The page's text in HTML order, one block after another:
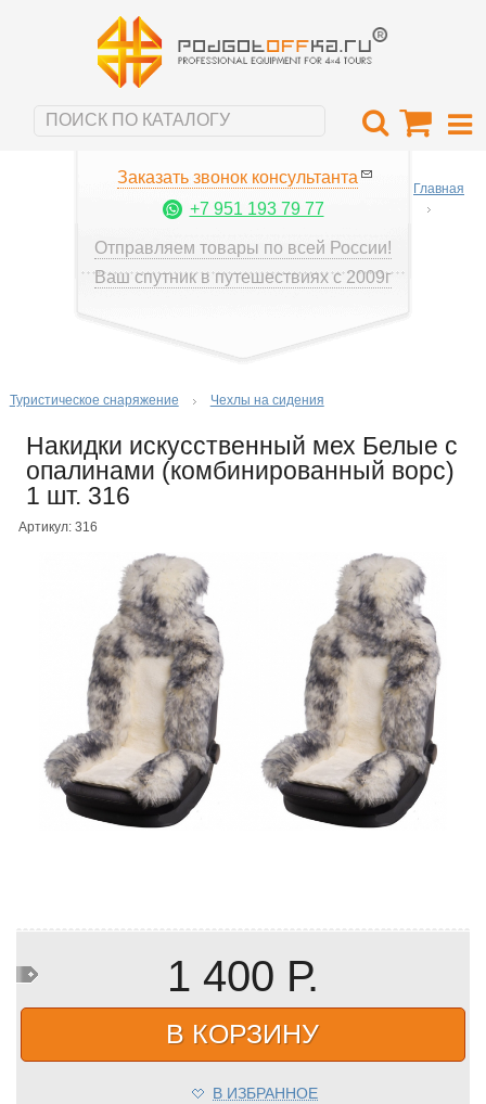
Заказать звонок консультанта
+7 951 193 79 77
Отправляем товары по всей России!
Ваш спутник в путешествиях с 2009г
Главная
Туристическое снаряжение Чехлы на сидения
Накидки искусственный мех Белые с
опалинами (комбинированный ворс)
1 шт. 316
Артикул: 316
1 400 Р.
В КОРЗИНУ
В ИЗБРАННОЕ